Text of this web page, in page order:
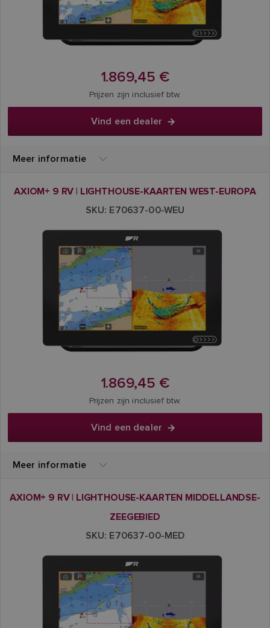
1.869,45 €
Prijzen zijn inclusief btw.
Vind een dealer
Meer informatie
AXIOM+ 9 RV | LIGHTHOUSE-KAARTEN WEST-EUROPA
SKU: E70637-00-WEU
1.869,45 €
Prijzen zijn inclusief btw.
Vind een dealer
Meer informatie
AXIOM+ 9 RV | LIGHTHOUSE-KAARTEN MIDDELLANDSE-
ZEEGEBIED
SKU: E70637-00-MED